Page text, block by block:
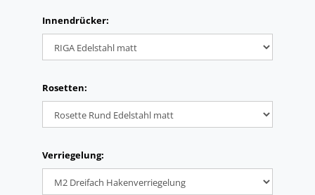
Innendrücker:
Rosetten:
Verriegelung: